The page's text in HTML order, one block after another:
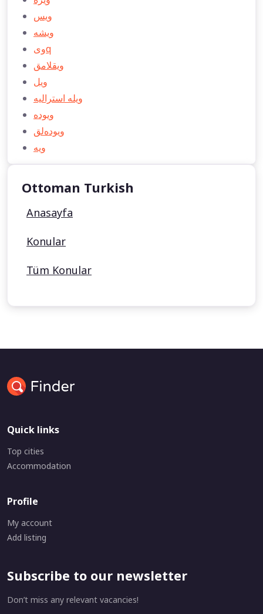
ویس
ویشه
ویq
ویقلامق
ویل
ویله استراليه
ویوده
ویوده‌لق
ویه
Ottoman Turkish
Anasayfa
Konular
Tüm Konular
Quick links
Top cities
Accommodation
Profile
My account
Add listing
Subscribe to our newsletter
Don’t miss any relevant vacancies!